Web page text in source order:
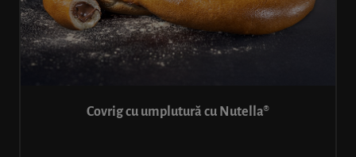
Covrig cu umplutură cu Nutella®